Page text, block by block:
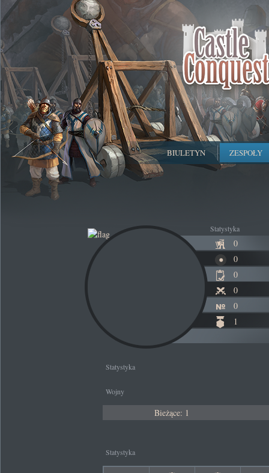
BIULETYN ZESPOŁY
Statystyka
0
0
0
0
0
1
Statystyka
Wojny
Bieżące: 1
Statystyka